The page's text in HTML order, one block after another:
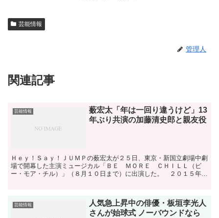
芸能情報
管理人
関連記事
芸能情報
薮宏太「年は一回り違うけど」13
年ぶり共演の加藤清史郎と親友役
Ｈｅｙ！Ｓａｙ！ＪＵＭＰの薮宏太が２５日、東京・新国立劇場中劇
場で開幕した主演ミュージカル「ＢＥ ＭＯＲＥ ＣＨＩＬＬ（ビ
ー・モア・チル）」（８月１０日まで）に出演した。 ２０１５年に
芸能情報
人気急上昇中の俳優・板垣李光人
さんが始球式 ノーバウンドなら